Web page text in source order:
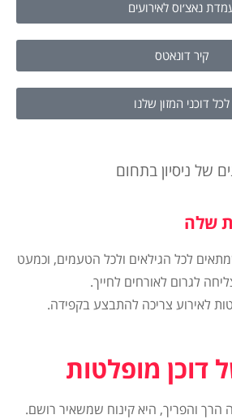
נאצ׳וס לאירועים
קיר דונאטס
לכל דוכני המזון שלנו
של ניסיון בתחום
שלה
לכל הגילאים ולכל הטעמים, וכמעט
לגרום לאורחים לחייך.
לאירוע צריכה להתבצע בקפידה.
דוכן מופלטות
והפריך, היא קינוח שמשאיר רושם.